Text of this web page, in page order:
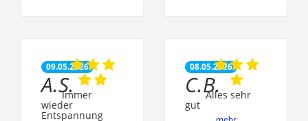
09.05.2026
A.S.Immer
wieder
Entspannung
08.05.2026
C.B.Alles sehr
gut